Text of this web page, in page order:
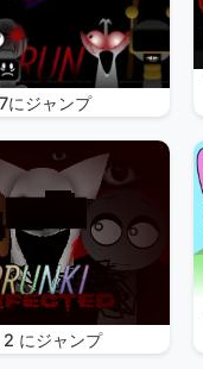
にジャンプ
2 にジャンプ